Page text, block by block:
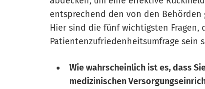
entsprechend den von den
Hier sind die fünf wichtigsten Fragen,
Patientenzufriedenheitsumfrage sein
Wie wahrscheinlich ist es, dass
medizinischen